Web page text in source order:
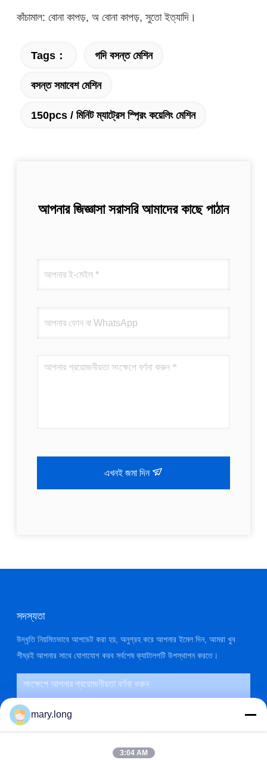
কাঁচামাল: বোনা কাপড়, অ বোনা কাপড়, সুতো ইত্যাদি।
Tags： গদি বসন্ত মেশিন
বসন্ত সমাবেশ মেশিন
150pcs / মিনিট ম্যাট্রেস স্প্রিং কয়েলিং মেশিন
আপনার জিজ্ঞাসা সরাসরি আমাদের কাছে পাঠান
এখনই জমা দিন
সদস্যতা
উদ্ধৃতি নিয়মিতভাবে আপডেট করা হয়, অনুগ্রহ করে আপনার ইমেল দিন, আমরা খুব
শীঘ্রই আপনার সাথে যোগাযোগ করব সর্বশেষ ক্যাটালগটি উপস্থাপন করতে।
mary.long
3:04 AM